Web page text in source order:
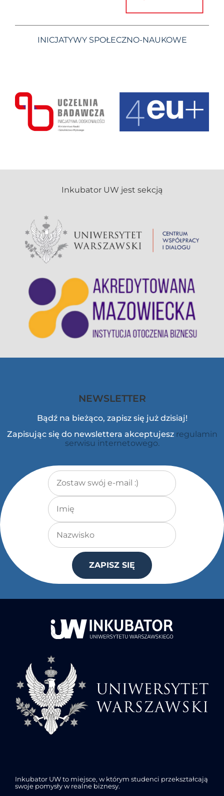
INICJATYWY SPOŁECZNO-NAUKOWE
NEWSLETTER
Bądź na bieżąco, zapisz się już dzisiaj!
Zapisując się do newslettera akceptujesz regulamin
serwisu internetowego.
Adres e-mail*
Imię
Nazwisko
ZAPISZ SIĘ
Inkubator UW to miejsce, w którym studenci przekształcają
swoje pomysły w realne biznesy.